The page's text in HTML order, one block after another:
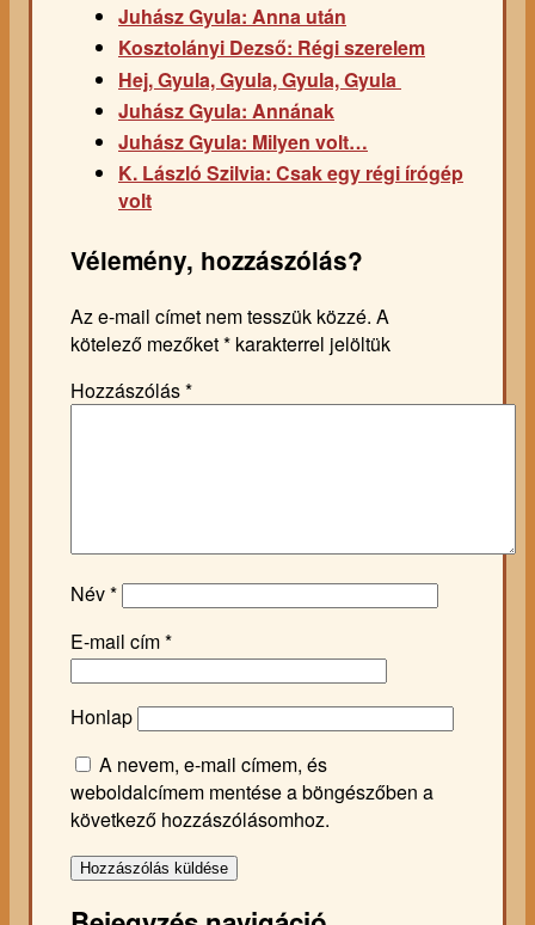
Juhász Gyula: Anna után
Kosztolányi Dezső: Régi szerelem
Hej, Gyula, Gyula, Gyula, Gyula
Juhász Gyula: Annának
Juhász Gyula: Milyen volt…
K. László Szilvia: Csak egy régi írógép
volt
Vélemény, hozzászólás?
Az e-mail címet nem tesszük közzé. A
kötelező mezőket* karakterrel jelöltük
Hozzászólás*
Név*
E-mail cím*
Honlap
A nevem, e-mail címem, és
weboldalcímem mentése a böngészőben a
következő hozzászólásomhoz.